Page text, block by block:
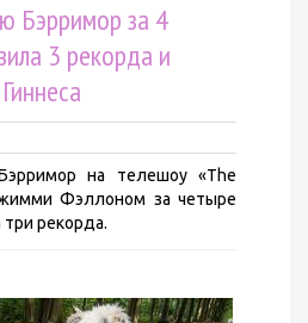
Бэрримор за 4
3 рекорда и
на телешоу «The
Фэллоном за четыре
рекорда.